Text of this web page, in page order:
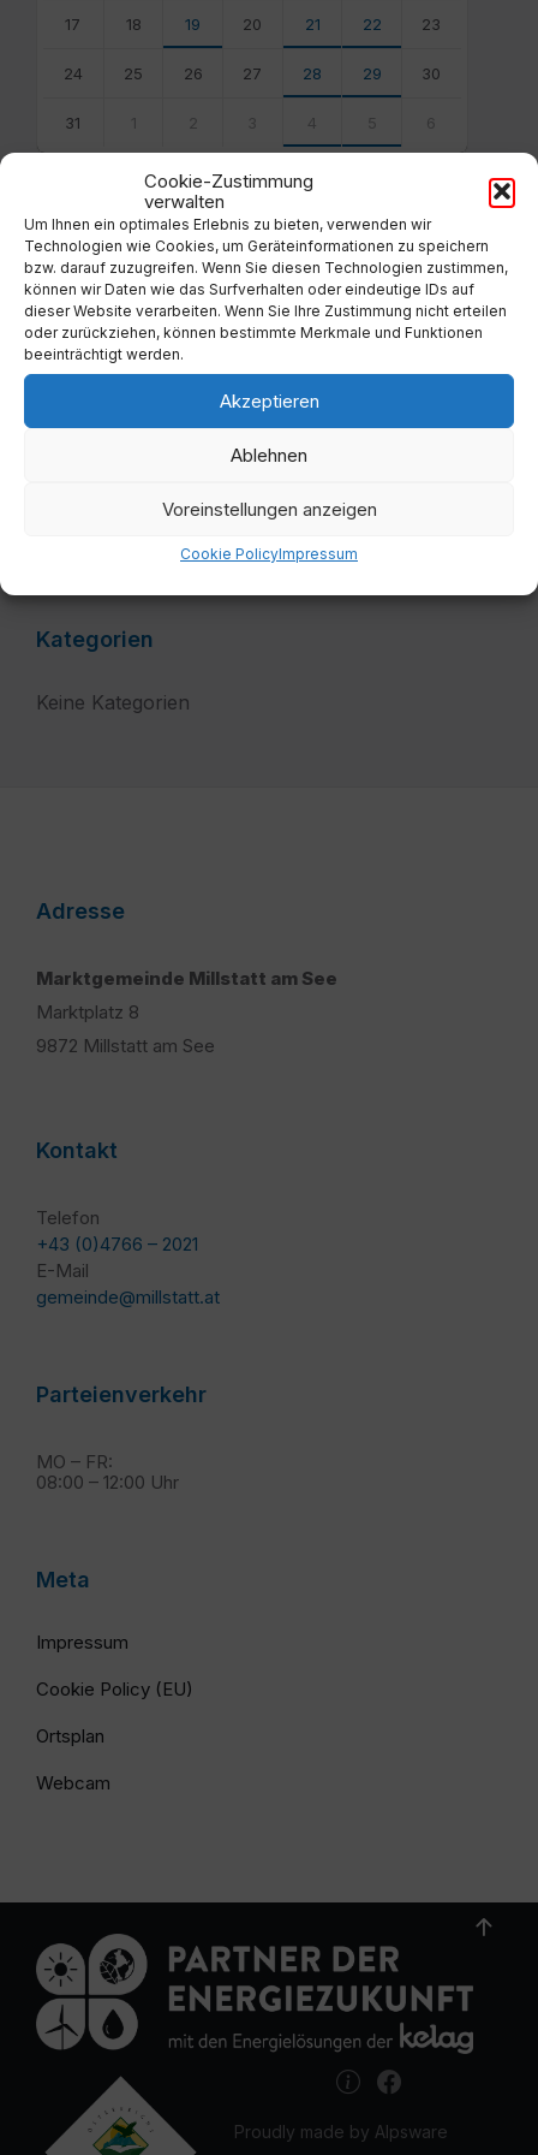
Cookie-Zustimmung
verwalten
Um Ihnen ein optimales Erlebnis zu bieten, verwenden wir
Technologien wie Cookies, um Geräteinformationen zu speichern
bzw. darauf zuzugreifen. Wenn Sie diesen Technologien zustimmen,
können wir Daten wie das Surfverhalten oder eindeutige IDs auf
dieser Website verarbeiten. Wenn Sie Ihre Zustimmung nicht erteilen
oder zurückziehen, können bestimmte Merkmale und Funktionen
beeinträchtigt werden.
Akzeptieren
Ablehnen
Voreinstellungen anzeigen
Cookie PolicyImpressum
17 18 19 20 21 22 23
24 25 26 27 28 29 30
31 1 2 3 4 5 6
days
Filter
Von:
Bis:
Kategorien
Keine Kategorien
Adresse
Marktgemeinde Millstatt am See
Marktplatz 8
9872 Millstatt am See
Kontakt
Telefon
+43 (0)4766 – 2021
E-Mail
gemeinde@millstatt.at
Parteienverkehr
MO – FR:
08:00 – 12:00 Uhr
Meta
Impressum
Cookie Policy (EU)
Ortsplan
Webcam
Proudly made by Alpsware